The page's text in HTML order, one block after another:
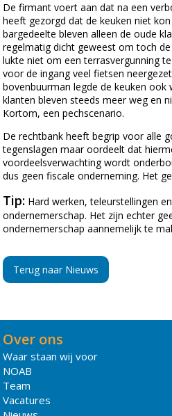
De firmant voert aan dat na een
heeft gezorgd dat de keuken niet
bargedeelte bleven alleen de oude
regelmatig dicht geweest om toch
lukte niet om een terrasvergunning
voor de ingang veel fietsen
bovenbuurman legde de keuken ook
klanten bleven steeds meer weg en
Kortom, een pechscenario.
De rechtbank heeft begrip voor alle
tegenslagen maar oordeelt dat
voordeelsverwachting wordt
dus geen fiscale onderneming. Het
Tip: Hard werken, teleurstellingen
ondernemerschap. Het zijn echter
ondernemerschap aannemelijk te
Terug naar Nieuws
Over ons
Waar staan wij voor
NOAB
Team
Vacatures